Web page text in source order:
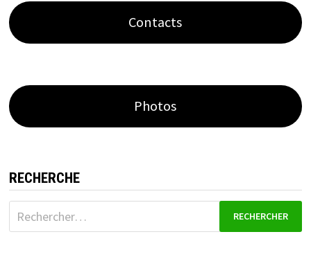
Contacts
Photos
RECHERCHE
Rechercher :